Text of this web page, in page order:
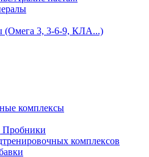
(Омега 3, 3-6-9, КЛА...)
комплексы
Пробники
комплексов